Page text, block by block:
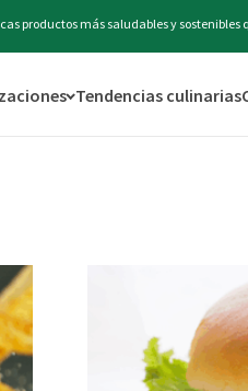
productos más saludables y sostenibles
Tendencias culinarias